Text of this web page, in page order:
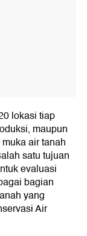
lokasi tiap
maupun
air tanah
satu tujuan
evaluasi
bagian
yang
Air